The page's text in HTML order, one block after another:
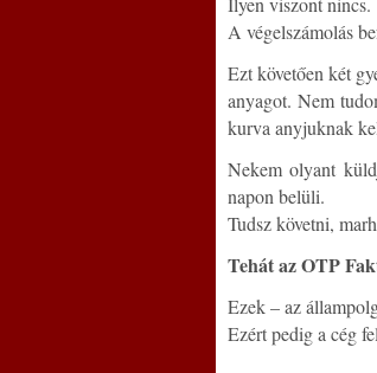
A végelszámolás
Ezt követően két
anyagot. Nem
kurva anyjuknak
Nekem olyant
napon belüli.
Tudsz követni,
Tehát az OTP
Ezek – az
Ezért pedig a cég